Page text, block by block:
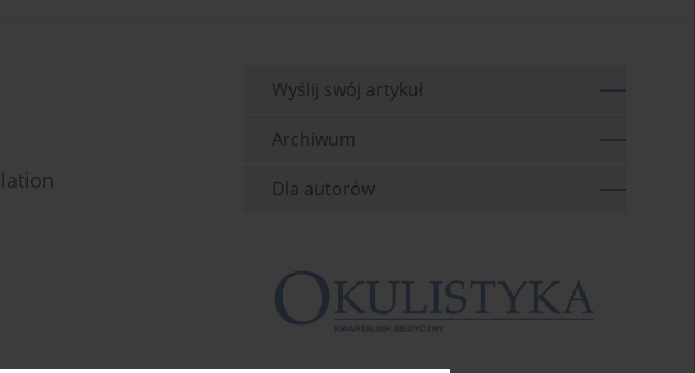
Wyślij swój artykuł
Archiwum
Dla autorów